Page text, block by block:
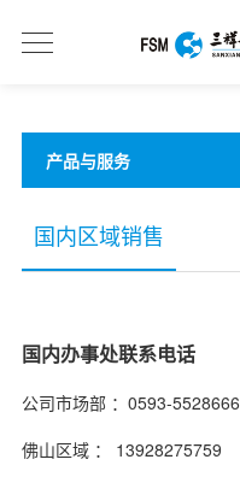
产品与服务
国内区域销售
国内办事处联系电话
公司市场部 ：0593-5528666
佛山区域 ： 13928275759